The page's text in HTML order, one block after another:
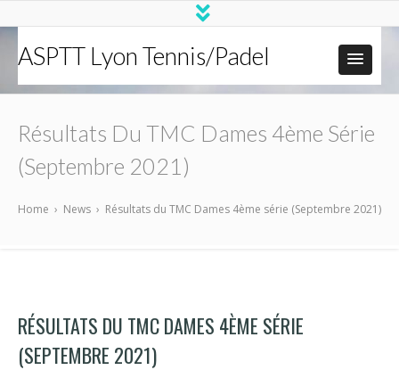
ASPTT Lyon Tennis/Padel
Résultats Du TMC Dames 4ème Série
(Septembre 2021)
Home › News › Résultats du TMC Dames 4ème série (Septembre 2021)
RÉSULTATS DU TMC DAMES 4ÈME SÉRIE
(SEPTEMBRE 2021)